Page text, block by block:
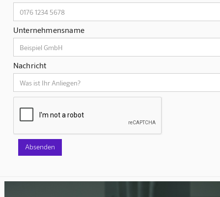
Unternehmensname
Nachricht